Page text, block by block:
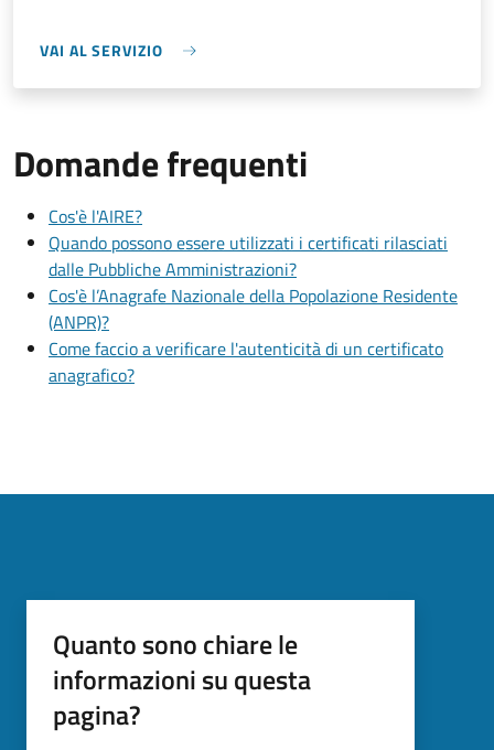
VAI AL SERVIZIO
Domande frequenti
Cos'è l'AIRE?
Quando possono essere utilizzati i certificati rilasciati
dalle Pubbliche Amministrazioni?
Cos'è l’Anagrafe Nazionale della Popolazione Residente
(ANPR)?
Come faccio a verificare l'autenticità di un certificato
anagrafico?
Quanto sono chiare le
informazioni su questa
pagina?